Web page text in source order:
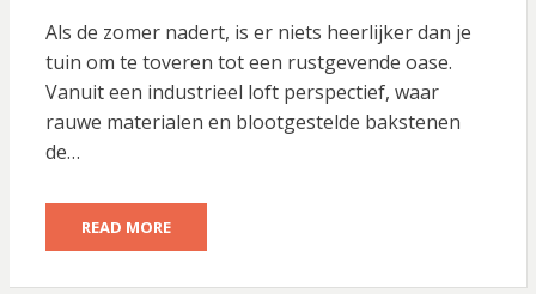
Als de zomer nadert, is er niets heerlijker dan je
tuin om te toveren tot een rustgevende oase.
Vanuit een industrieel loft perspectief, waar
rauwe materialen en blootgestelde bakstenen
de…
READ MORE